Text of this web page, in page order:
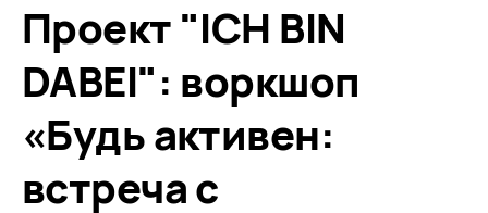
Проект "ICH BIN
DABEI": воркшоп
«Будь активен:
встреча с